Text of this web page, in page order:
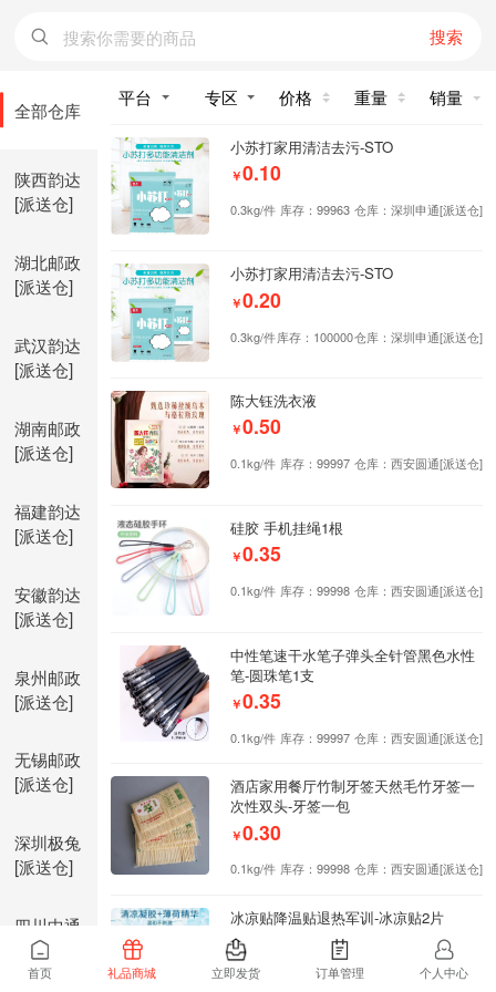
搜索
全部仓库
陕西韵达
[派送仓]
湖北邮政
[派送仓]
武汉韵达
[派送仓]
湖南邮政
[派送仓]
福建韵达
[派送仓]
安徽韵达
[派送仓]
泉州邮政
[派送仓]
无锡邮政
[派送仓]
深圳极兔
[派送仓]
四川中通
[派送仓]
价格 重量 销量
小苏打家用清洁去污-STO
￥0.10
0.3kg/件 库存：99963 仓库：深圳申通[派送仓]
小苏打家用清洁去污-STO
￥0.20
0.3kg/件库存：100000仓库：深圳申通[派送仓]
陈大钰洗衣液
￥0.50
0.1kg/件 库存：99997 仓库：西安圆通[派送仓]
硅胶 手机挂绳1根
￥0.35
0.1kg/件 库存：99998 仓库：西安圆通[派送仓]
中性笔速干水笔子弹头全针管黑色水性
笔-圆珠笔1支
￥0.35
0.1kg/件 库存：99997 仓库：西安圆通[派送仓]
酒店家用餐厅竹制牙签天然毛竹牙签一
次性双头-牙签一包
￥0.30
0.1kg/件 库存：99998 仓库：西安圆通[派送仓]
冰凉贴降温贴退热军训-冰凉贴2片
￥0.25
0.1kg/件 库存：99998 仓库：西安圆通[派送仓]
首页 礼品商城 立即发货 订单管理 个人中心